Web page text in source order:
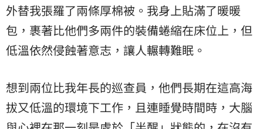
外替我張羅了兩條厚棉被。我身上貼滿了暖暖
包，裹著比他們多兩件的裝備蜷縮在床位上，但
低溫依然侵蝕著意志，讓人輾轉難眠。
想到兩位比我年長的巡查員，他們長期在這高海
拔又低溫的環境下工作，且連睡覺時間時，大腦